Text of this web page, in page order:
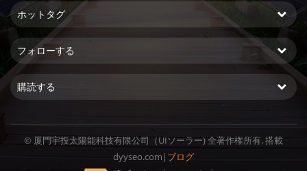
ホットタグ
フォローする
購読する
© 厦門宇投太陽能科技有限公司（UIソーラー) 全著作権所有. 搭載
dyyseo.com | ブログ